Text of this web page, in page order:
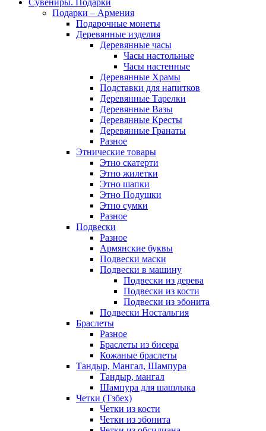
Сувениры. Подарки
Подарки – Армения
Подарочные монеты
Деревянные изделия
Деревянные часы
Часы настольные
Часы настенные
Деревянные Храмы
Подставки для напитков
Деревянные Тарелки
Деревянные Вазы
Деревянные Кресты
Деревянные Гранаты
Разное
Этнические товары
Этно скатерти
Этно жилетки
Этно шапки
Этно Подушки
Этно сумки
Разное
Подвески
Разное
Армянские буквы
Подвески маски
Подвески в машину
Подвески из дерева
Подвески из кости
Подвески из эбонита
Подвески Ностальгия
Браслеты
Разное
Браслеты из бисера
Кожаные браслеты
Тандыр, Мангал, Шампура
Тандыр, мангал
Шампура для шашлыка
Четки (Тзбех)
Четки из кости
Четки из эбонита